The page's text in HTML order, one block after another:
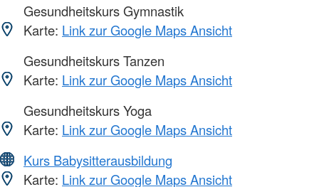
Gesundheitskurs Gymnastik
Karte: Link zur Google Maps Ansicht
Gesundheitskurs Tanzen
Karte: Link zur Google Maps Ansicht
Gesundheitskurs Yoga
Karte: Link zur Google Maps Ansicht
Kurs Babysitterausbildung
Karte: Link zur Google Maps Ansicht